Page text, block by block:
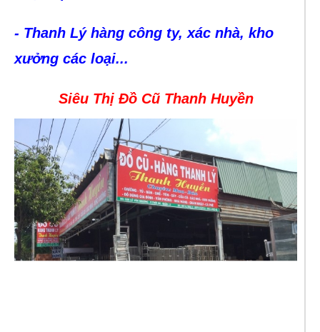
- Thanh Lý hàng công ty, xác nhà, kho
xưởng các loại...
Siêu Thị Đồ Cũ Thanh Huyền